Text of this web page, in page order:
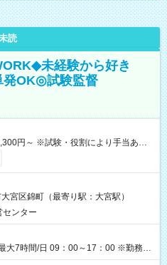
読
未経験から好き
発OK◎試験監督
【即給（前払い）オプションあ
勤務から1週間ほどで給与の一部を受け
～17:30（休憩1時間） 時給1,300円
通費 ※当日の役割により時給＋100
7:00～13:30（休憩なし） 時給1,300
＝日収8,400円＋交通費 【試用期
宮区錦町（最寄り駅：大宮駅）
センター
大7時間/日 09：00～17：00 ※勤務時
す。